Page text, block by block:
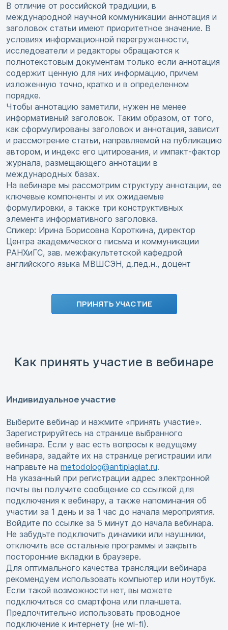
В отличие от российской традиции, в
международной научной коммуникации аннотация и
заголовок статьи имеют приоритетное значение. В
условиях информационной перегруженности,
исследователи и редакторы обращаются к
полнотекстовым документам только если аннотация
содержит ценную для них информацию, причем
изложенную точно, кратко и в определенном
порядке.
Чтобы аннотацию заметили, нужен не менее
информативный заголовок. Таким образом, от того,
как сформулированы заголовок и аннотация, зависит
и рассмотрение статьи, направляемой на публикацию
автором, и индекс его цитирования, и импакт-фактор
журнала, размещающего аннотации в
международных базах.
На вебинаре мы рассмотрим структуру аннотации, ее
ключевые компоненты и их ожидаемые
формулировки, а также три конструктивных
элемента информативного заголовка.
Спикер: Ирина Борисовна Короткина, директор
Центра академического письма и коммуникации
РАНХиГС, зав. межфакультетской кафедрой
английского языка МВШСЭН, д.пед.н., доцент
ПРИНЯТЬ УЧАСТИЕ
Как принять участие в вебинаре
Индивидуальное участие
Выберите вебинар и нажмите «принять участие».
Зарегистрируйтесь на странице выбранного
вебинара. Если у вас есть вопросы к ведущему
вебинара, задайте их на странице регистрации или
направьте на metodolog@antiplagiat.ru.
На указанный при регистрации адрес электронной
почты вы получите сообщение со ссылкой для
подключения к вебинару, а также напоминания об
участии за 1 день и за 1 час до начала мероприятия.
Войдите по ссылке за 5 минут до начала вебинара.
Не забудьте подключить динамики или наушники,
отключить все остальные программы и закрыть
посторонние вкладки в браузере.
Для оптимального качества трансляции вебинара
рекомендуем использовать компьютер или ноутбук.
Если такой возможности нет, вы можете
подключиться со смартфона или планшета.
Предпочтительно использовать проводное
подключение к интернету (не wi-fi).